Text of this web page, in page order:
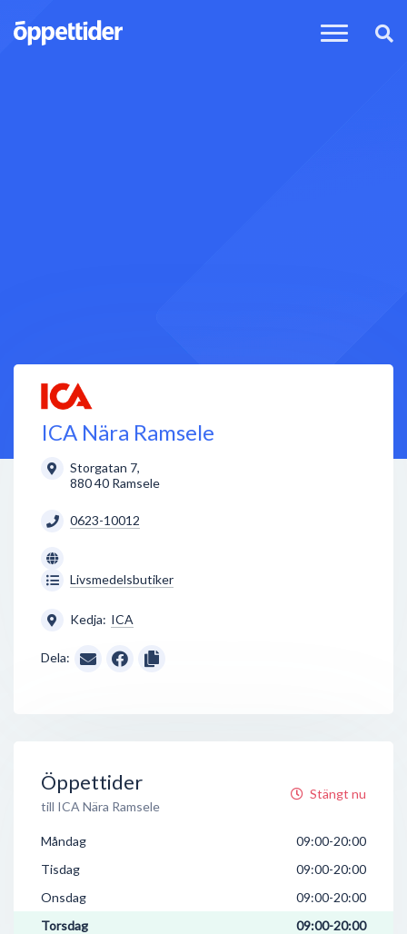
ICA Nära Ramsele
Storgatan 7,
880 40 Ramsele
0623-10012
Livsmedelsbutiker
Kedja: ICA
Dela:
Öppettider
till ICA Nära Ramsele
Stängt nu
Måndag
09:00-20:00
Tisdag
09:00-20:00
Onsdag
09:00-20:00
Torsdag
09:00-20:00